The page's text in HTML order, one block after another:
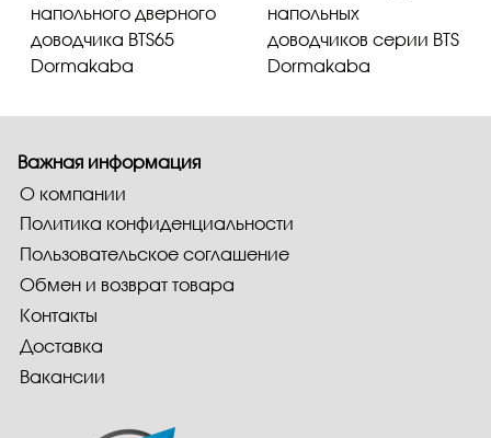
напольного дверного
доводчика BTS65
Dormakaba
напольных
доводчиков серии BTS
Dormakaba
Важная информация
О компании
Политика конфиденциальности
Пользовательское соглашение
Обмен и возврат товара
Контакты
Доставка
Вакансии